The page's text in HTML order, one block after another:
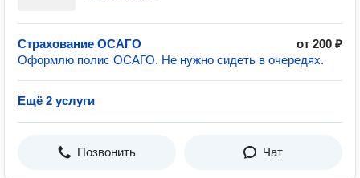
Страхование ОСАГО
от 200 ₽
Оформлю полис ОСАГО. Не нужно сидеть в очередях.
Ещё 2 услуги
Позвонить Чат